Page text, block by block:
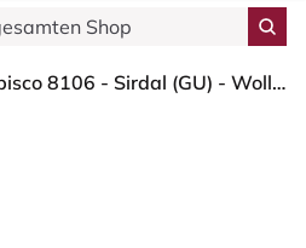
HÅG Capisco 8106 - Sirdal (GU) - Wolle - SRD730 Blue - Weiß - 265 mm (Sitzhöhe 53-79cm) - Weiche Rollen für harte Böden